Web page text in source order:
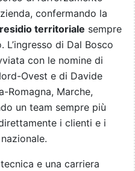
confermando la
territoriale sempre
di Dal Bosco
con le nomine di
Ovest e di Davide
Romagna, Marche,
un team sempre più
i clienti e i
e una carriera